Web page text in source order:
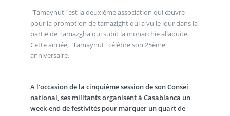
"Tamaynut" est la deuxième association qui œuvre
pour la promotion de tamazight qui a vu le jour dans la
partie de Tamazgha qui subit la monarchie allaouite.
Cette année, "Tamaynut" célèbre son 25ème
anniversaire.
A l’occasion de la cinquième session de son Consei
national, ses militants organisent à Casablanca un
week-end de festivités pour marquer un quart de